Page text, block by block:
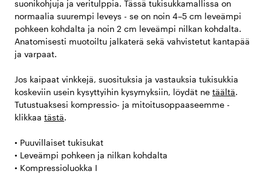
suonikohjuja ja veritulppia. Tässä tukisukkamallissa on
normaalia suurempi leveys - se on noin 4–5 cm leveämpi
pohkeen kohdalta ja noin 2 cm leveämpi nilkan kohdalta.
Anatomisesti muotoiltu jalkaterä sekä vahvistetut kantapää
ja varpaat.
Jos kaipaat vinkkejä, suosituksia ja vastauksia tukisukkia
koskeviin usein kysyttyihin kysymyksiin, löydät ne täältä.
Tutustuaksesi kompressio- ja mitoitusoppaaseemme -
klikkaa tästä.
• Puuvillaiset tukisukat
• Leveämpi pohkeen ja nilkan kohdalta
• Kompressioluokka I